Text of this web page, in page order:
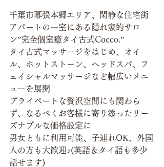
千葉市幕張本郷エリア、閑静な住宅街
アパートの一室にある隠れ家的サロ
ン”完全個室癒タイ古式Cocco.”
タイ古式マッサージをはじめ、オイ
ル、ホットストーン、ヘッドスパ、フ
ェイシャルマッサージなど幅広いメニ
ューを展開
プライベートな贅沢空間にも関わら
ず、なるべくお客様に寄り添ったリー
ズナブルな価格設定に
男女ともに利用可能、子連れOK、外国
人の方も大歓迎♪(英語＆タイ語も多少
話せます)